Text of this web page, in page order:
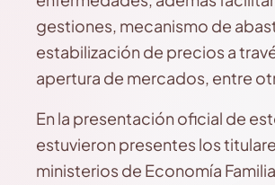
gestiones, mecanismo de
estabilización de precios a
apertura de mercados, entre
En la presentación oficial de
estuvieron presentes los
ministerios de Economía